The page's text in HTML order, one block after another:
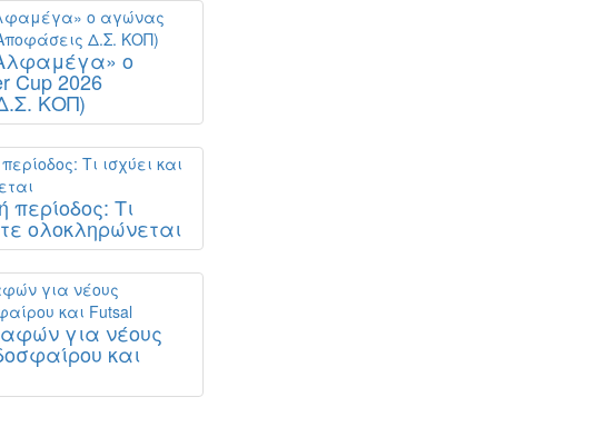
ο
Cup 2026
ΚΟΠ)
Τι
ολοκληρώνεται
για νέους
και